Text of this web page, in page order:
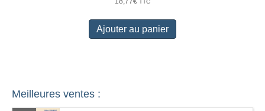
TTC
Ajouter au panier
Meilleures ventes :